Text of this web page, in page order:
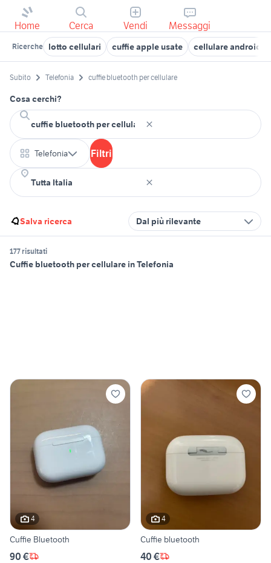
Home Cerca Vendi Messaggi
Ricerche lotto cellulari cuffie apple usate cellulare android
Subito Telefonia cuffie bluetooth per cellulare
Cosa cerchi?
Telefonia Filtri
Salva ricerca Dal più rilevante
177 risultati
Cuffie bluetooth per cellulare in Telefonia
4
Cuffie Bluetooth
90 €
4
Cuffie bluetooth
40 €